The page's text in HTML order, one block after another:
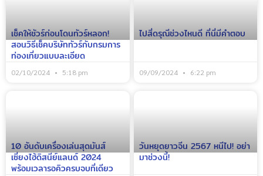
เช็คให้ชัวร์ก่อนโดนทัวร์หลอก!
สอนวิธีเช็คบริษัททัวร์กับกรมการ
ท่องเที่ยวแบบละเอียด
02/10/2024 5:18 pm
ไปสี่ดรุณีช่วงไหนดี ที่นี่มีคำตอบ
09/09/2024 6:22 pm
10 อันดับเครื่องเล่นสุดมันส์
เซี่ยงไฮ้ดิสนีย์แลนด์ 2024
พร้อมเวลารอคิวครบจบที่เดียว
วันหยุดยาวจีน 2567 หนีไป! อย่า
มาช่วงนี้!